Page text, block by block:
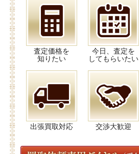
査定価格を
知りたい
今日、査定を
してもらいたい
出張買取対応 交渉大歓迎